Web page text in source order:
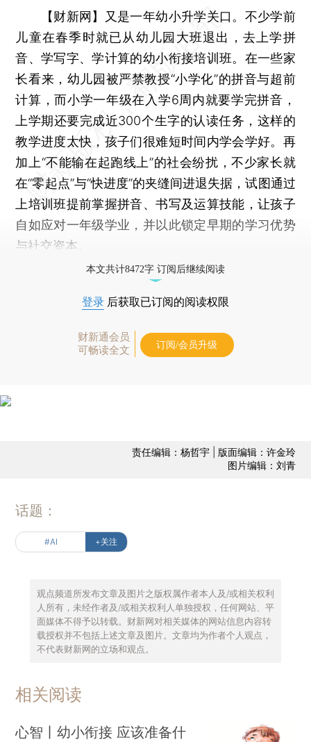
【财新网】
又是一年幼小升学关口。不少学前
儿童在春季时就已从幼儿园大班退出，去上学拼
音、学写字、学计算的幼小衔接培训班。在一些家
长看来，幼儿园被严禁教授“小学化”的拼音与超前
计算，而小学一年级在入学6周内就要学完拼音，
上学期还要完成近300个生字的认读任务，这样的
教学进度太快，孩子们很难短时间内学会学好。再
加上“不能输在起跑线上”的社会纷扰，不少家长就
在“零起点”与“快进度”的夹缝间进退失据，试图通过
上培训班提前掌握拼音、书写及运算技能，让孩子
自如应对一年级学业，并以此锁定早期的学习优势
与社交资本。
本文共计8472字 订阅后继续阅读
登录 后获取已订阅的阅读权限
财新通会员
可畅读全文
订阅/会员升级
责任编辑：杨哲宇 | 版面编辑：许金玲
图片编辑：刘青
话题：
#AI +关注
观点频道所发布文章及图片之版权属作者本人及/或相关权利
人所有，未经作者及/或相关权利人单独授权，任何网站、平
面媒体不得予以转载。财新网对相关媒体的网站信息内容转
载授权并不包括上述文章及图片。文章均为作者个人观点，
不代表财新网的立场和观点。
相关阅读
心智丨幼小衔接 应该准备什